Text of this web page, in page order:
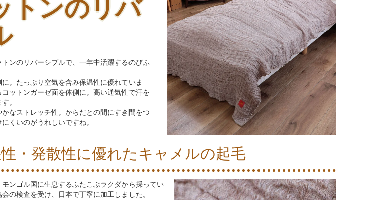
トンのリバ
ンのリバーシブルで、一年中活躍するのびふ
。たっぷり空気を含み保温性に優れていま
ットンガーゼ面を体側に。高い通気性で汗を
。
なストレッチ性。からだとの間にすき間をつ
くいのがうれしいですね。
・発散性に優れたキャメルの起毛
ンゴル国に生息するふたこぶラクダから採ってい
の検査を受け、日本で丁寧に加工しました。